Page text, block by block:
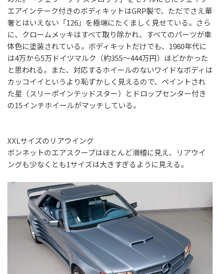
エアインテーク付きのボディキットはGRP製で、ただでさえ華
奢とはいえない「126」を極端にたくましく見せている。さら
に、クロームメッキはすべて取り除かれ、すべてのパーツが車
体色に塗装されている。ボディキットだけでも、1980年代に
は4万から5万ドイツマルク（約355～444万円）ほどかかった
と思われる。また、対応するホイールのないワイドなボディは
カッコイイというより恥ずかしく見えるので、ペイントされ
た星（スリーポインテッドスター）とドロップセンター付き
の15インチホイールがマッチしている。
XXLサイズのリアウイング
ボンネットのエアスクープはほとんど滑稽に見え、リアウイ
ングも少なくとも1サイズは大きすぎるように見える。